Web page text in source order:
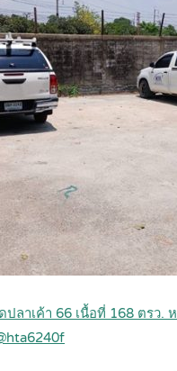
ปลาเค้า 66 เนื้อที่ 168 ตรว.